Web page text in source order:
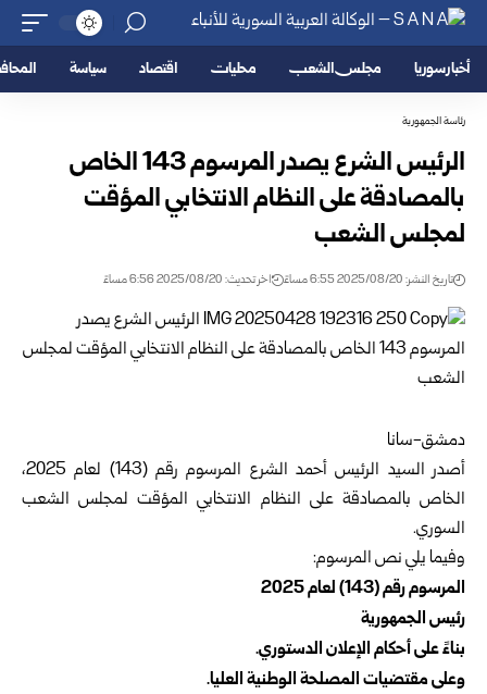
أخبار سوريا مجلس الشعب محليات اقتصاد سياسة
رئاسة الجمهورية
الرئيس الشرع يصدر المرسوم 143 الخاص
بالمصادقة على النظام الانتخابي المؤقت
لمجلس الشعب
تاريخ النشر: 2025/08/20 6:55 مساءً اخر تحديث: 2025/08/20 6:56 مساءً
دمشق-سانا
أصدر السيد الرئيس أحمد الشرع المرسوم رقم (143) لعام 2025،
الخاص بالمصادقة على النظام الانتخابي المؤقت لمجلس الشعب
السوري.
وفيما يلي نص المرسوم:
المرسوم رقم (143) لعام 2025
رئيس الجمهورية
بناءً على أحكام الإعلان الدستوري.
وعلى مقتضيات المصلحة الوطنية العليا.